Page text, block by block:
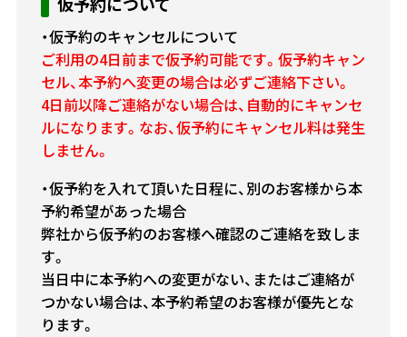
・仮予約のキャンセルについて
ご利用の4日前まで仮予約可能です。仮予約キャン
セル、本予約へ変更の場合は必ずご連絡下さい。
4日前以降ご連絡がない場合は、自動的にキャンセ
ルになります。なお、仮予約にキャンセル料は発生
しません。
・仮予約を入れて頂いた日程に、別のお客様から本
予約希望があった場合
弊社から仮予約のお客様へ確認のご連絡を致しま
す。
当日中に本予約への変更がない、またはご連絡が
つかない場合は、本予約希望のお客様が優先とな
ります。